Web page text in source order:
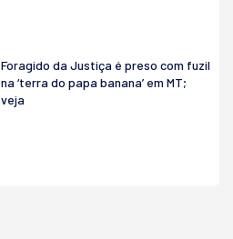
Foragido da Justiça é preso com fuzil
na ‘terra do papa banana’ em MT;
veja